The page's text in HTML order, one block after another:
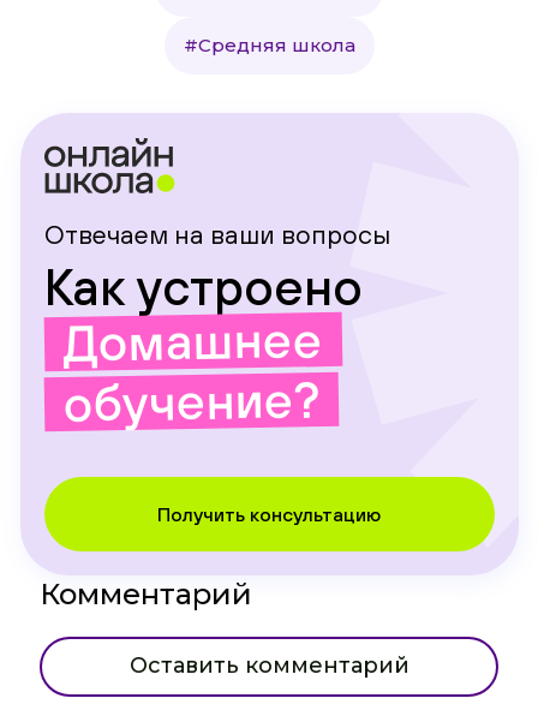
#Средняя школа
Отвечаем на ваши вопросы
Как устроено
Домашнее
обучение?
Получить консультацию
Комментарий
Оставить комментарий